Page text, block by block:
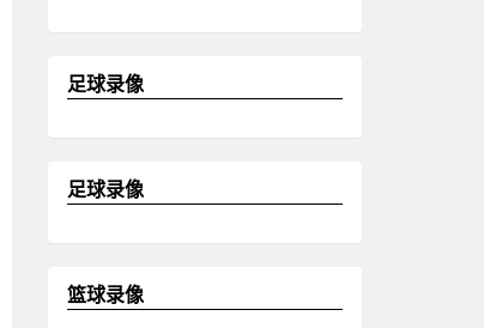
足球录像
足球录像
篮球录像